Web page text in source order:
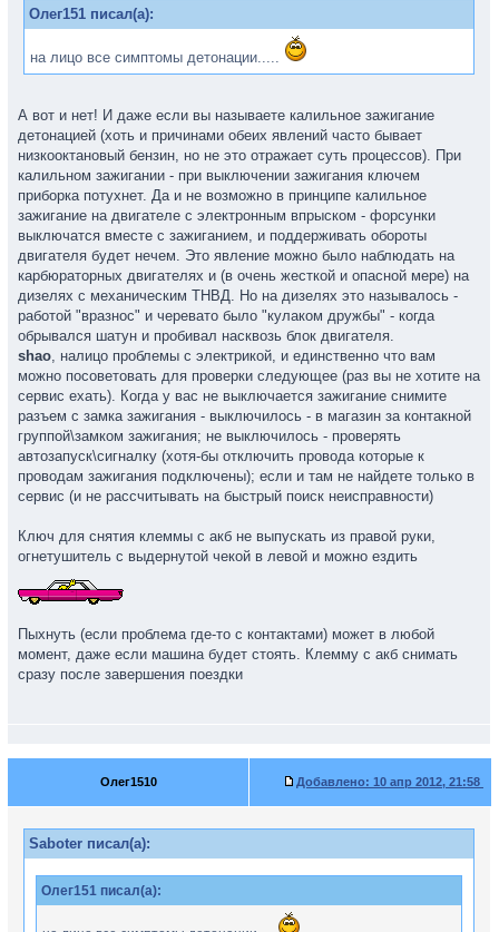
Олег151 писал(а):
на лицо все симптомы детонации.....
А вот и нет! И даже если вы называете калильное зажигание
детонацией (хоть и причинами обеих явлений часто бывает
низкооктановый бензин, но не это отражает суть процессов). При
калильном зажигании - при выключении зажигания ключем
приборка потухнет. Да и не возможно в принципе калильное
зажигание на двигателе с электронным впрыском - форсунки
выключатся вместе с зажиганием, и поддерживать обороты
двигателя будет нечем. Это явление можно было наблюдать на
карбюраторных двигателях и (в очень жесткой и опасной мере) на
дизелях с механическим ТНВД. Но на дизелях это называлось -
работой "вразнос" и черевато было "кулаком дружбы" - когда
обрывался шатун и пробивал насквозь блок двигателя.
shao, налицо проблемы с электрикой, и единственно что вам
можно посоветовать для проверки следующее (раз вы не хотите на
сервис ехать). Когда у вас не выключается зажигание снимите
разъем с замка зажигания - выключилось - в магазин за контакной
группой\замком зажигания; не выключилось - проверять
автозапуск\сигналку (хотя-бы отключить провода которые к
проводам зажигания подключены); если и там не найдете только в
сервис (и не рассчитывать на быстрый поиск неисправности)
Ключ для снятия клеммы с акб не выпускать из правой руки,
огнетушитель с выдернутой чекой в левой и можно ездить
Пыхнуть (если проблема где-то с контактами) может в любой
момент, даже если машина будет стоять. Клемму с акб снимать
сразу после завершения поездки
Олег1510 Добавлено: 10 апр 2012, 21:58
Saboter писал(а):
Олег151 писал(а):